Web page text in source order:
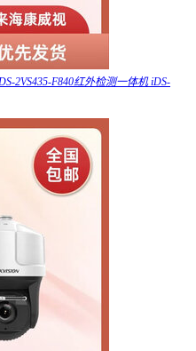
2VS435-F840红外检测一体机 iDS-